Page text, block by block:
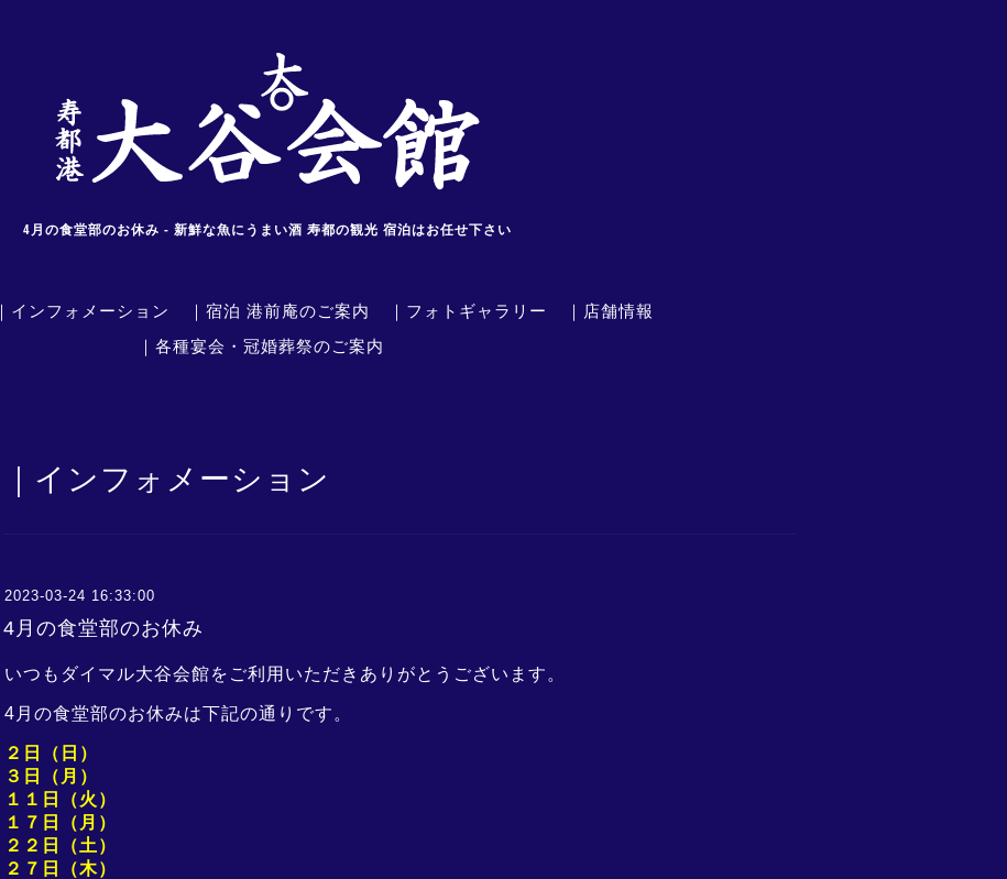
4月の食堂部のお休み - 新鮮な魚にうまい酒 寿都の観光 宿泊はお任せ下さい
｜インフォメーション ｜宿泊 港前庵のご案内 ｜フォトギャラリー
｜店舗情報
｜各種宴会・冠婚葬祭のご案内
｜インフォメーション
2023-03-24 16:33:00
4月の食堂部のお休み
いつもダイマル大谷会館をご利用いただきありがとうございます。
4 月の食堂部のお休みは下記の通りです。
２日（日）
３日（月 ）
１１日（火 ）
１７日（月）
２２日（土）
２７日（木）